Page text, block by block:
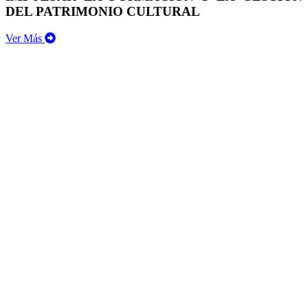
DEL PATRIMONIO CULTURAL
Ver Más